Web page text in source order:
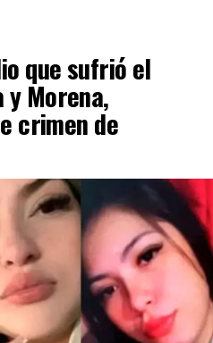
que sufrió el
y Morena,
crimen de